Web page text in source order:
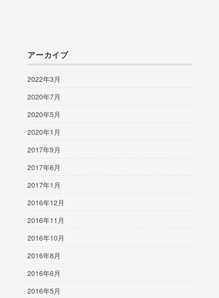
アーカイブ
2022年3月
2020年7月
2020年5月
2020年1月
2017年9月
2017年6月
2017年1月
2016年12月
2016年11月
2016年10月
2016年8月
2016年6月
2016年5月